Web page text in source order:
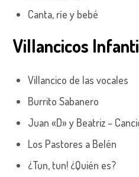
Canta, ríe y bebé
Villancicos
Villancico de las vocales
Burrito Sabanero
Juan «D» y Beatriz –
Los Pastores a Belén
¿Tun, tun! ¿Quién es?